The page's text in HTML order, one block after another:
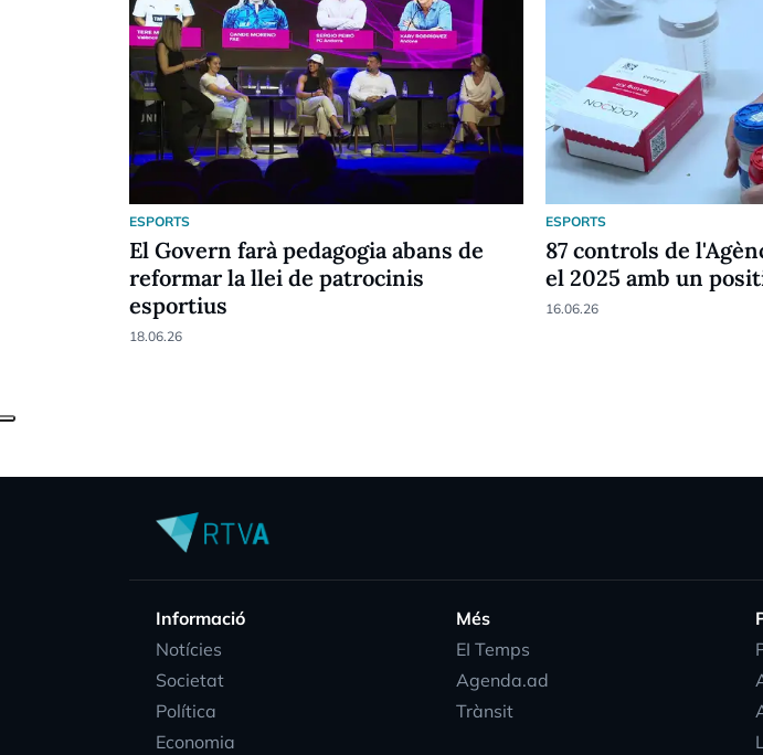
ESPORTS
El Govern farà pedagogia abans de
reformar la llei de patrocinis
esportius
18.06.26
ESPORTS
87 controls de
el 2025 amb un
16.06.26
Informació
Notícies
Societat
Política
Economia
Més
EI Temps
Agenda.ad
Trànsit